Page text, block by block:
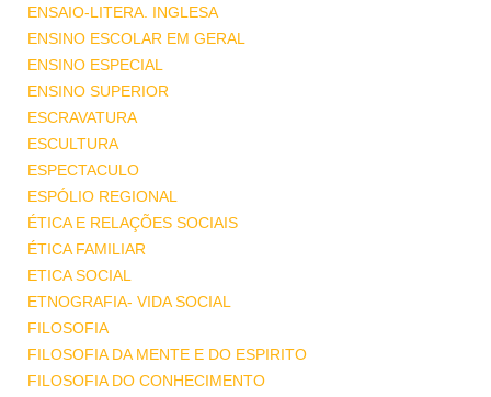
ENSAIO-LITERA. INGLESA
ENSINO ESCOLAR EM GERAL
ENSINO ESPECIAL
ENSINO SUPERIOR
ESCRAVATURA
ESCULTURA
ESPECTACULO
ESPÓLIO REGIONAL
ÉTICA E RELAÇÕES SOCIAIS
ÉTICA FAMILIAR
ETICA SOCIAL
ETNOGRAFIA- VIDA SOCIAL
FILOSOFIA
FILOSOFIA DA MENTE E DO ESPIRITO
FILOSOFIA DO CONHECIMENTO